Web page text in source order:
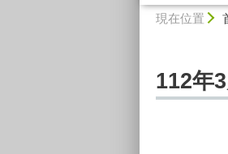
現在位置
112年